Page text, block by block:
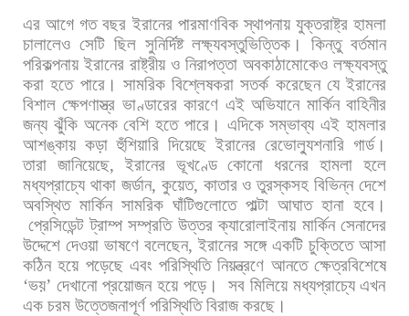
এর আগে গত বছর ইরানের পারমাণবিক স্থাপনায় যুক্তরাষ্ট্র হামলা
চালালেও সেটি ছিল সুনির্দিষ্ট লক্ষ্যবস্তুভিত্তিক। কিন্তু বর্তমান
পরিকল্পনায় ইরানের রাষ্ট্রীয় ও নিরাপত্তা অবকাঠামোকেও লক্ষ্যবস্তু
করা হতে পারে। সামরিক বিশ্লেষকরা সতর্ক করেছেন যে ইরানের
বিশাল ক্ষেপণাস্ত্র ভাণ্ডারের কারণে এই অভিযানে মার্কিন বাহিনীর
জন্য ঝুঁকি অনেক বেশি হতে পারে। এদিকে সম্ভাব্য এই হামলার
আশঙ্কায় কড়া হুঁশিয়ারি দিয়েছে ইরানের রেভোল্যুশনারি গার্ড।
তারা জানিয়েছে,ইরানের ভূখণ্ডে কোনো ধরনের হামলা হলে
মধ্যপ্রাচ্যে থাকা জর্ডান, কুয়েত, কাতার ও তুরস্কসহ বিভিন্ন দেশে
অবস্থিত মার্কিন সামরিক ঘাঁটিগুলোতে পাল্টা আঘাত হানা হবে।
প্রেসিডেন্ট ট্রাম্প সম্প্রতি উত্তর ক্যারোলাইনায় মার্কিন সেনাদের
উদ্দেশে দেওয়া ভাষণে বলেছেন,ইরানের সঙ্গে একটি চুক্তিতে আসা
কঠিন হয়ে পড়েছে এবং পরিস্থিতি নিয়ন্ত্রণে আনতে ক্ষেত্রবিশেষে
‘ভয়’ দেখানো প্রয়োজন হয়ে পড়ে। সব মিলিয়ে মধ্যপ্রাচ্যে এখন
এক চরম উত্তেজনাপূর্ণ পরিস্থিতি বিরাজ করছে।